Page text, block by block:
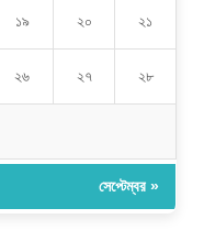
১৯ ২০ ২১
২৬ ২৭ ২৮
সেপ্টেম্বর »